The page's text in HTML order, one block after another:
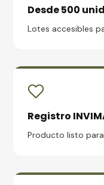
Desde 500
Lotes accesibles
Registro
Producto listo